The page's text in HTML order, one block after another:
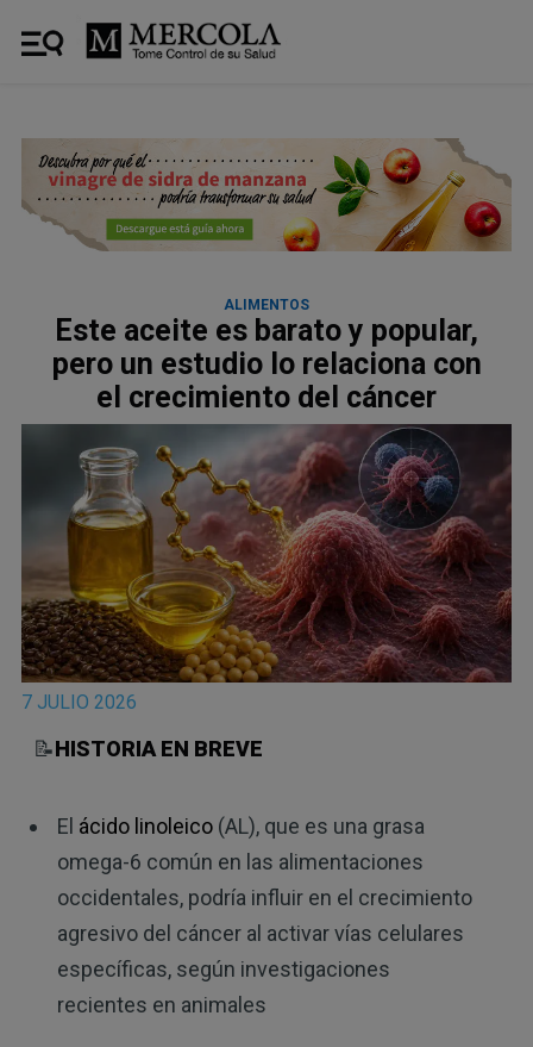
ALIMENTOS
Este aceite es barato y popular,
pero un estudio lo relaciona con
el crecimiento del cáncer
7 JULIO 2026
📝HISTORIA EN BREVE
El ácido linoleico(AL), que es una grasa
omega-6 común en las alimentaciones
occidentales, podría influir en el crecimiento
agresivo del cáncer al activar vías celulares
específicas, según investigaciones
recientes en animales